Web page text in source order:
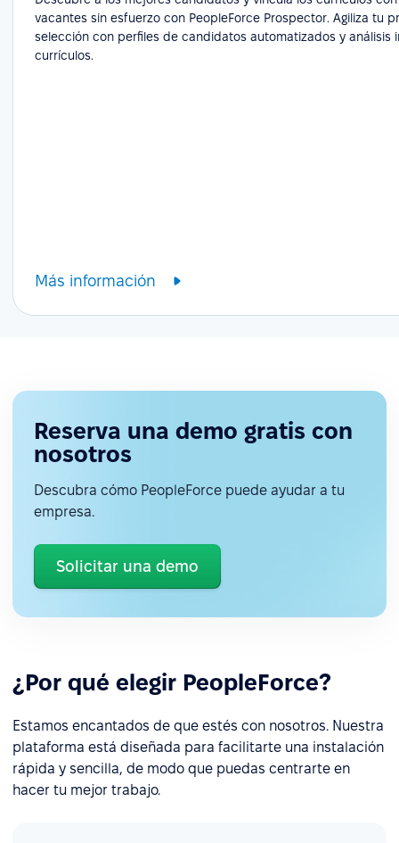
vacantes sin esfuerzo con PeopleForce Prospector. Agiliza tu
selección con perfiles de candidatos automatizados y análisis
currículos.
Más información
Reserva una demo gratis con
nosotros
Descubra cómo PeopleForce puede ayudar a tu
empresa.
Solicitar una demo
¿Por qué elegir PeopleForce?
Estamos encantados de que estés con nosotros. Nuestra
plataforma está diseñada para facilitarte una instalación
rápida y sencilla, de modo que puedas centrarte en
hacer tu mejor trabajo.